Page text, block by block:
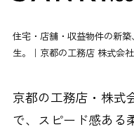
住宅・店舗・収益物件の新
生。｜京都の工務店 株式会
京都の工務店・株式
で、スピード感ある